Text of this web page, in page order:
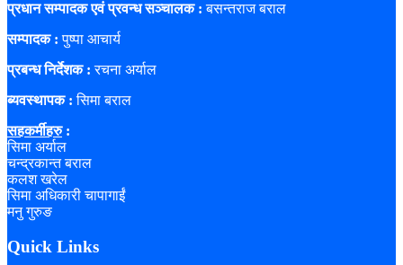
प्रधान सम्पादक एवं प्रवन्ध सञ्चालक : बसन्तराज बराल
सम्पादक : पुष्पा आचार्य
प्रबन्ध निर्देशक : रचना अर्याल
ब्यवस्थापक : सिमा बराल
सहकर्मीहरु:
सिमा अर्याल
चन्द्रकान्त बराल
कलश खरेल
सिमा अधिकारी चापागाईं
मनु गुरुङ
Quick Links